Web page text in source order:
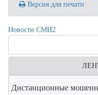
Версия для печати
Новости СМИ2
Дистанционные